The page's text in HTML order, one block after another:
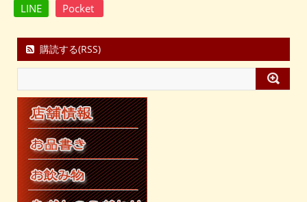
LINE Pocket
購読する(RSS)